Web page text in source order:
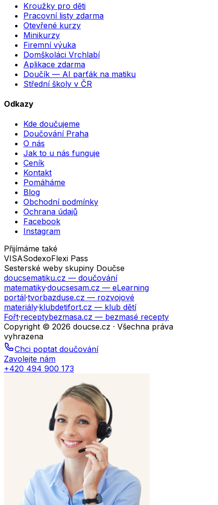
Kroužky pro děti
Pracovní listy zdarma
Otevřené kurzy
Minikurzy
Firemní výuka
Domškoláci Vrchlabí
Aplikace zdarma
Doučík — AI parťák na matiku
Střední školy v ČR
Odkazy
Kde doučujeme
Doučování Praha
O nás
Jak to u nás funguje
Ceník
Kontakt
Pomáháme
Blog
Obchodní podmínky
Ochrana údajů
Facebook
Instagram
Přijímáme také
VISASodexoFlexi Pass
Sesterské weby skupiny Doučse
doucsematiku.cz — doučování
matematiky·doucsesam.cz — eLearning
portál·tvorbazduse.cz — rozvojové
materiály·klubdetifort.cz — klub dětí
Fořt·receptybezmasa.cz — bezmasé recepty
Copyright © 2026 doucse.cz · Všechna práva
vyhrazena
Chci poptat doučování
Zavolejte nám
+420 494 900 173